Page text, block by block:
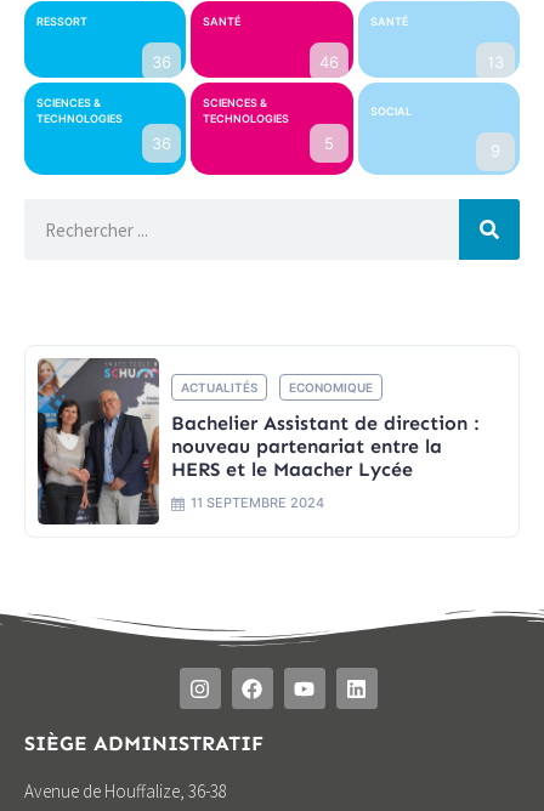
RESSORT
36
SANTÉ
46
SANTÉ
13
SCIENCES &
TECHNOLOGIES
36
SCIENCES &
TECHNOLOGIES
5
SOCIAL
9
ACTUALITÉS ECONOMIQUE
Bachelier Assistant de direction :
nouveau partenariat entre la
HERS et le Maacher Lycée
11 SEPTEMBRE 2024
SIÈGE ADMINISTRATIF
Avenue de Houffalize, 36-38